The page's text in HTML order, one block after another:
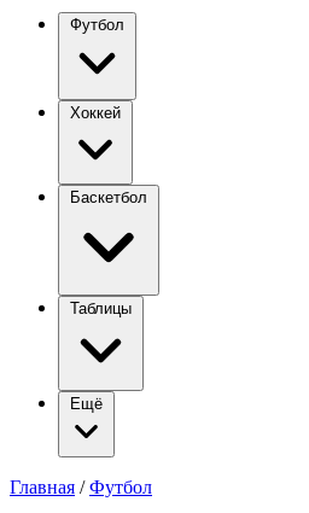
Футбол
Хоккей
Баскетбол
Таблицы
Ещё
Главная / Футбол